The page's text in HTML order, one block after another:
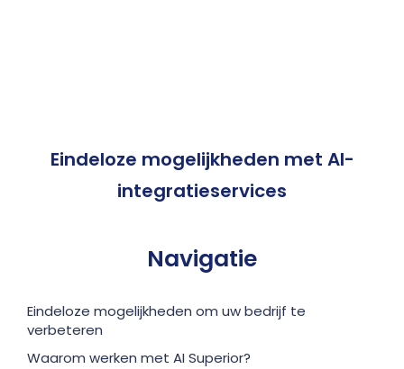
Eindeloze mogelijkheden met AI-
integratieservices
Navigatie
Eindeloze mogelijkheden om uw bedrijf te
verbeteren
Waarom werken met AI Superior?